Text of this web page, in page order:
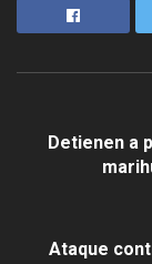
Detienen a
Ataque